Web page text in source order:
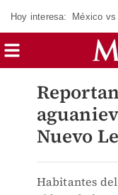
Hoy interesa: México vs
Nuevo
Habitantes